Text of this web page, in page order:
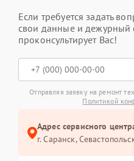
Если требуется задать
свои данные и дежурный
проконсультирует Вас!
Отправляя заявку на ремонт
Политикой
Адрес сервисного
г. Саранск,